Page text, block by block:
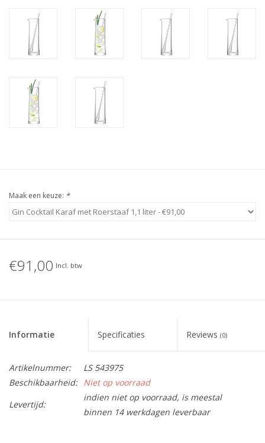
Maak een keuze: *
€91,00 Incl. btw
Informatie Specificaties Reviews (0)
Artikelnummer:
LS 543975
Beschikbaarheid: Niet op voorraad
Levertijd:
indien niet op voorraad, is meestal
binnen 14 werkdagen leverbaar